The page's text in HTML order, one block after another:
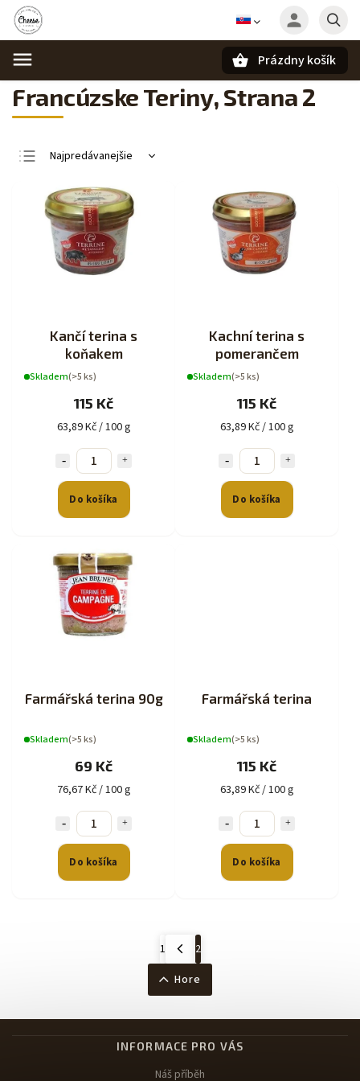
Hľadať
Prázdny košík
Francúzske Teriny, Strana 2
Najpredávanejšie
Najdrahšie
Abecedne
Kančí terina s
koňakem
Skladem(>5 ks)
115 Kč
63,89 Kč / 100 g
Do košíka
Kachní terina s
pomerančem
Skladem(>5 ks)
115 Kč
63,89 Kč / 100 g
Do košíka
Farmářská terina 90g
Skladem(>5 ks)
69 Kč
76,67 Kč / 100 g
Do košíka
Farmářská terina
Skladem(>5 ks)
115 Kč
63,89 Kč / 100 g
Do košíka
1
2
Hore
INFORMACE PRO VÁS
Náš příběh